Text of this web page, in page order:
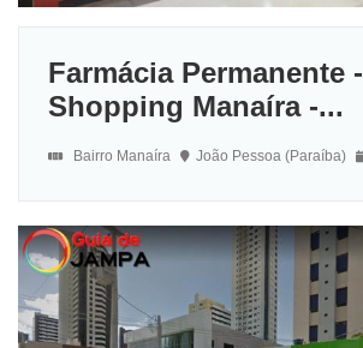
Farmácia Permanente -
Shopping Manaíra -...
Bairro Manaíra João Pessoa (Paraíba)